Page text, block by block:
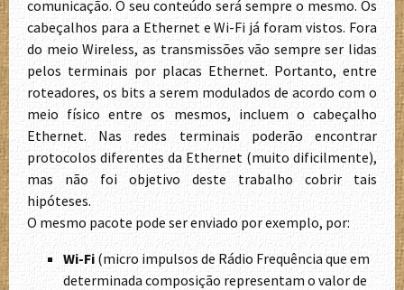
comunicação. O seu conteúdo será sempre o mesmo. Os
cabeçalhos para a Ethernet e Wi-Fi já foram vistos. Fora
do meio Wireless, as transmissões vão sempre ser lidas
pelos terminais por placas Ethernet. Portanto, entre
roteadores, os bits a serem modulados de acordo com o
meio físico entre os mesmos, incluem o cabeçalho
Ethernet. Nas redes terminais poderão encontrar
protocolos diferentes da Ethernet (muito dificilmente),
mas não foi objetivo deste trabalho cobrir tais
hipóteses.
O mesmo pacote pode ser enviado por exemplo, por:
Wi-Fi(micro impulsos de Rádio Frequência que em
determinada composição representam o valor de